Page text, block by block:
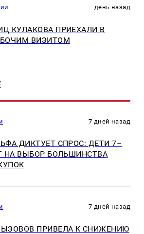
день назад
КУЛАКОВА ПРИЕХАЛИ В
ВИЗИТОМ
7 дней назад
ДИКТУЕТ СПРОС: ДЕТИ 7–
НА ВЫБОР БОЛЬШИНСТВА
7 дней назад
ПРИВЕЛА К СНИЖЕНИЮ